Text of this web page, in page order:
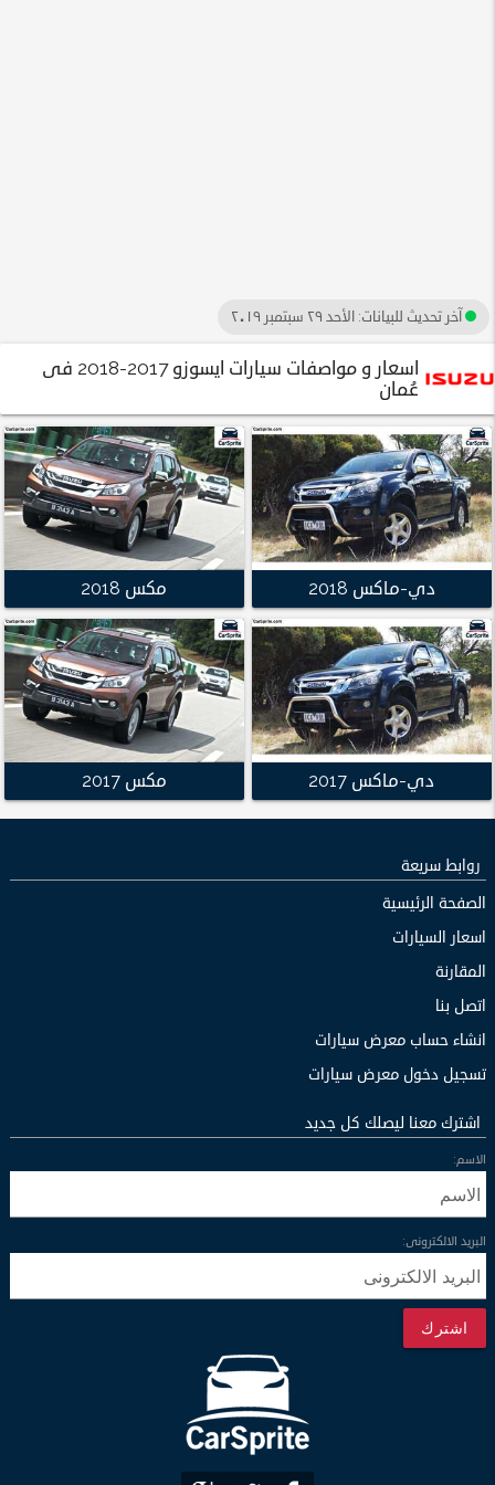
آخر تحديث للبيانات: الأحد ٢٩ سبتمبر ٢٠١٩
اسعار و مواصفات سيارات ايسوزو 2017-2018 فى
عُمان
دي-ماكس 2018 مكس 2018
دي-ماكس 2017 مكس 2017
روابط سريعة
الصفحة الرئيسية
اسعار السيارات
المقارنة
اتصل بنا
انشاء حساب معرض سيارات
تسجيل دخول معرض سيارات
اشترك معنا ليصلك كل جديد
الاسم:
البريد الالكترونى:
اشترك